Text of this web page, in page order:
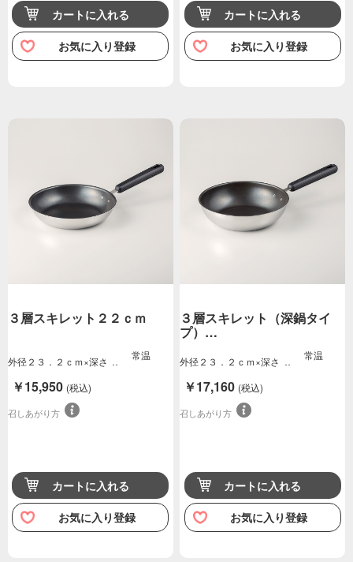
カートに入れる
お気に入り登録
カートに入れる
お気に入り登録
３層スキレット２２ｃｍ
外径２３．２ｃｍ×深さ
常温
￥15,950 (税込)
召しあがり方
カートに入れる
お気に入り登録
３層スキレット（深鍋タイ
プ）…
外径２３．２ｃｍ×深さ
常温
￥17,160 (税込)
召しあがり方
カートに入れる
お気に入り登録